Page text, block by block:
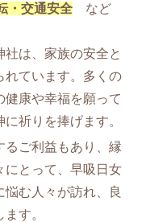
・交通安全 など
は、家族の安全と
れています。多くの
健康や幸福を願って
祈りを捧げます。
るご利益もあり、縁
にとって、早吸日女
む人々が訪れ、良
す。